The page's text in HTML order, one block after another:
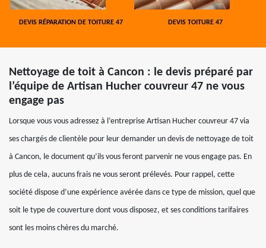
DEVIS RÉPARATION DE TOITURE 47 DEVIS TOITURE 47
Nettoyage de toit à Cancon : le devis préparé par
l’équipe de Artisan Hucher couvreur 47 ne vous
engage pas
Lorsque vous vous adressez à l’entreprise Artisan Hucher couvreur 47 via
ses chargés de clientèle pour leur demander un devis de nettoyage de toit
à Cancon, le document qu’ils vous feront parvenir ne vous engage pas. En
plus de cela, aucuns frais ne vous seront prélevés. Pour rappel, cette
société dispose d’une expérience avérée dans ce type de mission, quel que
soit le type de couverture dont vous disposez, et ses conditions tarifaires
sont les moins chères du marché.